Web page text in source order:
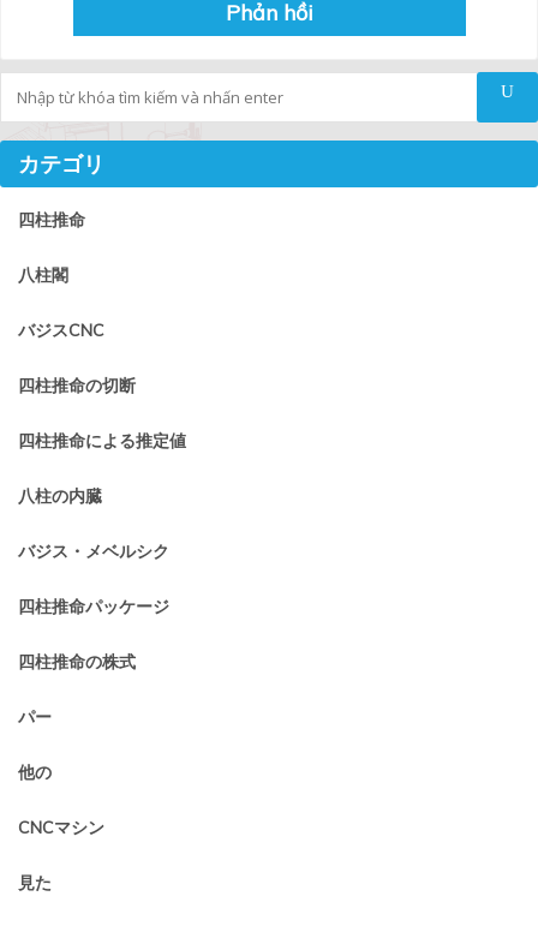
カテゴリ
四柱推命
八柱閣
バジスCNC
四柱推命の切断
四柱推命による推定値
八柱の内臓
バジス・メベルシク
四柱推命パッケージ
四柱推命の株式
パー
他の
CNCマシン
見た